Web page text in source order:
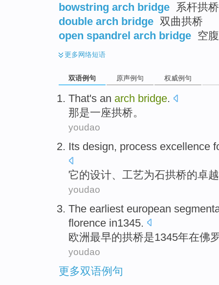
bowstring arch bridge 系杆拱
double arch bridge 双曲拱桥
open spandrel arch bridge 空
更多网络短语
双语例句 原声例句 权威例句
That's an arch bridge.
那是一座拱桥。
youdao
Its design, process excellence
它的设计、 工艺为石拱桥的卓越
youdao
The earliest european
florence in1345.
欧洲最早的拱桥是1345年在佛
youdao
更多双语例句